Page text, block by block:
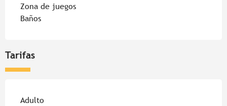
Zona de juegos
Baños
Tarifas
Tarifas 2026
Adulto